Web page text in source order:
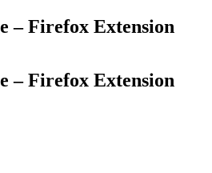
– Firefox Extension
– Firefox Extension